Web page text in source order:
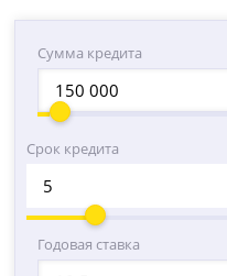
Сумма кредита
Срок кредита
Годовая ставка